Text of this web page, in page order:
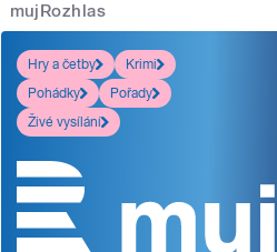
mujRozhlas
Hry a četby
Krimi
Pohádky
Pořady
Živé vysílání